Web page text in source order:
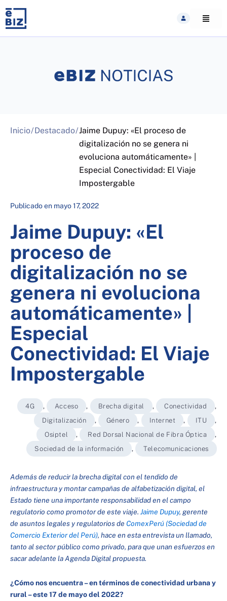
content
Inicio/Destacado/Jaime Dupuy: «El proceso de
digitalización no se genera ni
evoluciona automáticamente» |
Especial Conectividad: El Viaje
Impostergable
Publicado en mayo 17, 2022
Jaime Dupuy: «El
proceso de
digitalización no se
genera ni evoluciona
automáticamente» |
Especial
Conectividad: El Viaje
Impostergable
4G , Acceso , Brecha digital , Conectividad
,
Digitalización
, Género , Internet , ITU
,
Osiptel
, Red Dorsal Nacional de Fibra Óptica
,
Sociedad de la información
, Telecomunicaciones
Además de reducir la brecha digital con el tendido de
infraestructura y montar campañas de alfabetización digital, el
Estado tiene una importante responsabilidad en el campo
regulatorio como promotor de este viaje. Jaime Dupuy, gerente
de asuntos legales y regulatorios de ComexPerú (Sociedad de
Comercio Exterior del Perú), hace en esta entrevista un llamado,
tanto al sector público como privado, para que unan esfuerzos en
sacar adelante la Agenda Digital propuesta.
¿Cómo nos encuentra – en términos de conectividad urbana y
rural – este 17 de mayo del 2022?